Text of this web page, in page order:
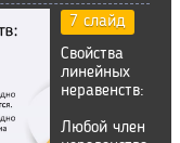
7 слайд
Свойства
линейных
неравенств:
Любой член